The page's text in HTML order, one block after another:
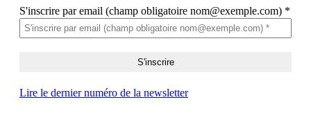
S'inscrire par email (champ obligatoire nom@exemple.com) *
Lire le dernier numéro de la newsletter